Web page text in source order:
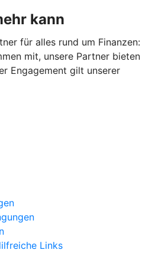
kann
für alles rund um Finanzen:
mit, unsere Partner bieten
Engagement gilt unserer
Links